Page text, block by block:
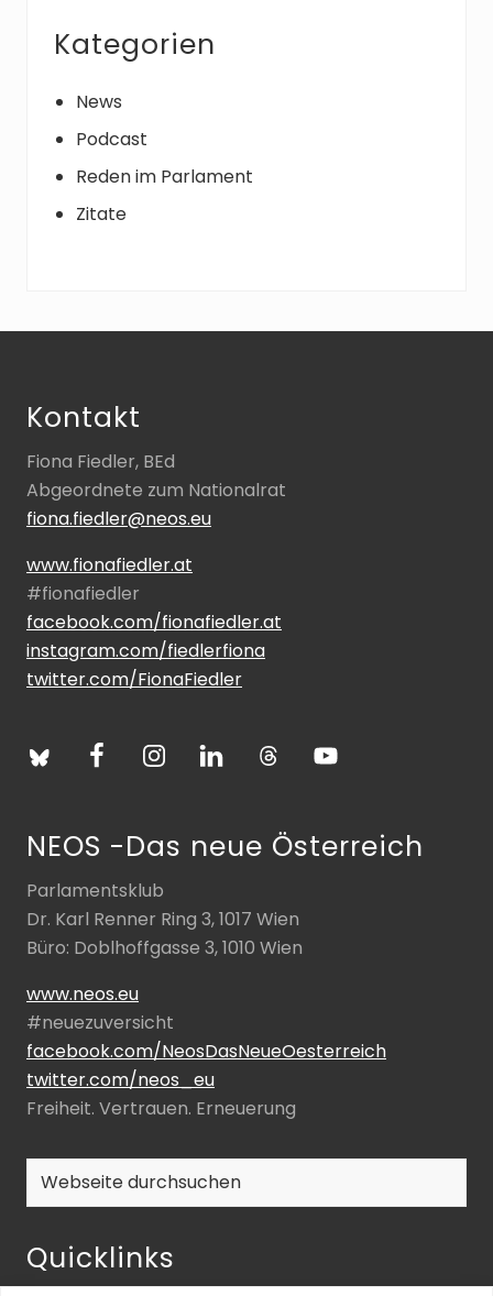
Kategorien
News
Podcast
Reden im Parlament
Zitate
Kontakt
Fiona Fiedler, BEd
Abgeordnete zum Nationalrat
fiona.fiedler@neos.eu
www.fionafiedler.at
#fionafiedler
facebook.com/fionafiedler.at
instagram.com/fiedlerfiona
twitter.com/FionaFiedler
NEOS -Das neue Österreich
Parlamentsklub
Dr. Karl Renner Ring 3, 1017 Wien
Büro: Doblhoffgasse 3, 1010 Wien
www.neos.eu
#neuezuversicht
facebook.com/NeosDasNeueOesterreich
twitter.com/neos_eu
Freiheit. Vertrauen. Erneuerung
Webseite
Quicklinks